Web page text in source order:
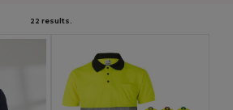
22 results.